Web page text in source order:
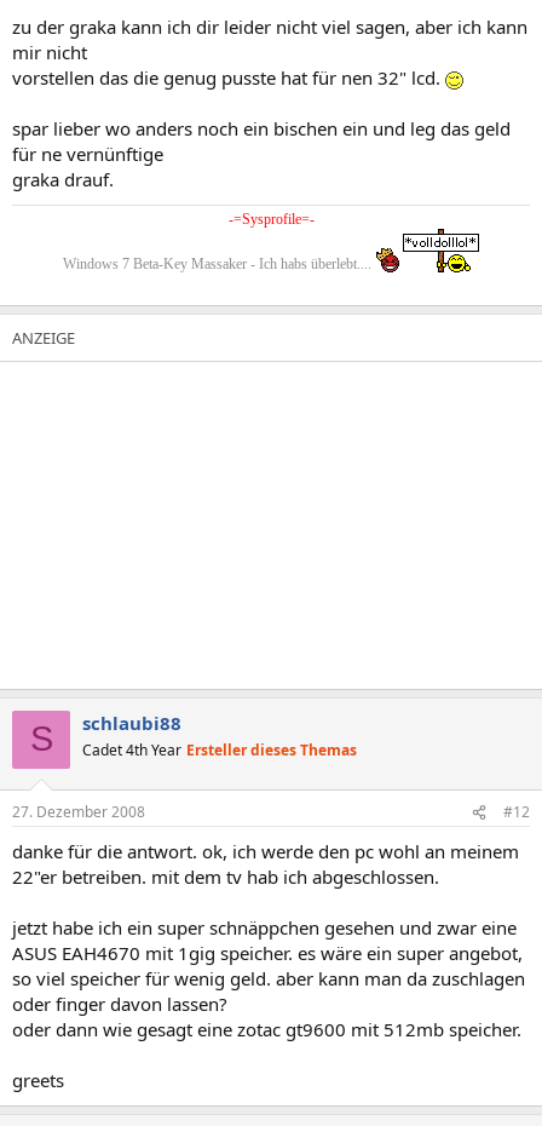
zu der graka kann ich dir leider nicht viel sagen, aber ich kann
mir nicht
vorstellen das die genug pusste hat für nen 32" lcd.
spar lieber wo anders noch ein bischen ein und leg das geld
für ne vernünftige
graka drauf.
-=Sysprofile=-​
Windows 7 Beta-Key Massaker - Ich habs überlebt....
S schlaubi88
Cadet 4th Year Ersteller dieses Themas
27. Dezember 2008 #12
danke für die antwort. ok, ich werde den pc wohl an meinem
22"er betreiben. mit dem tv hab ich abgeschlossen.
jetzt habe ich ein super schnäppchen gesehen und zwar eine
ASUS EAH4670 mit 1gig speicher. es wäre ein super angebot,
so viel speicher für wenig geld. aber kann man da zuschlagen
oder finger davon lassen?
oder dann wie gesagt eine zotac gt9600 mit 512mb speicher.
greets